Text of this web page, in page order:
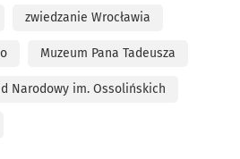
zwiedzanie Wrocławia
Muzeum Pana Tadeusza
Narodowy im. Ossolińskich